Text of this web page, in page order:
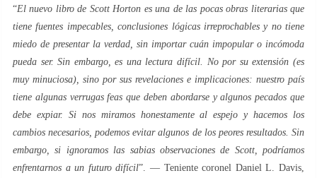
“El nuevo libro de Scott Horton es una de las pocas obras literarias que
tiene fuentes impecables, conclusiones lógicas irreprochables y no tiene
miedo de presentar la verdad, sin importar cuán impopular o incómoda
pueda ser. Sin embargo, es una lectura difícil. No por su extensión (es
muy minuciosa), sino por sus revelaciones e implicaciones: nuestro país
tiene algunas verrugas feas que deben abordarse y algunos pecados que
debe expiar. Si nos miramos honestamente al espejo y hacemos los
cambios necesarios, podemos evitar algunos de los peores resultados. Sin
embargo, si ignoramos las sabias observaciones de Scott, podríamos
enfrentarnos a un futuro difícil”. — Teniente coronel Daniel L. Davis,